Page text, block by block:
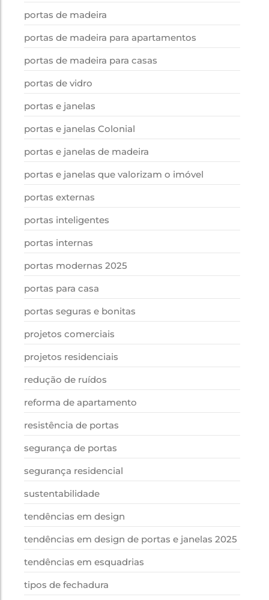
portas de madeira
portas de madeira para apartamentos
portas de madeira para casas
portas de vidro
portas e janelas
portas e janelas Colonial
portas e janelas de madeira
portas e janelas que valorizam o imóvel
portas externas
portas inteligentes
portas internas
portas modernas 2025
portas para casa
portas seguras e bonitas
projetos comerciais
projetos residenciais
redução de ruídos
reforma de apartamento
resistência de portas
segurança de portas
segurança residencial
sustentabilidade
tendências em design
tendências em design de portas e janelas 2025
tendências em esquadrias
tipos de fechadura